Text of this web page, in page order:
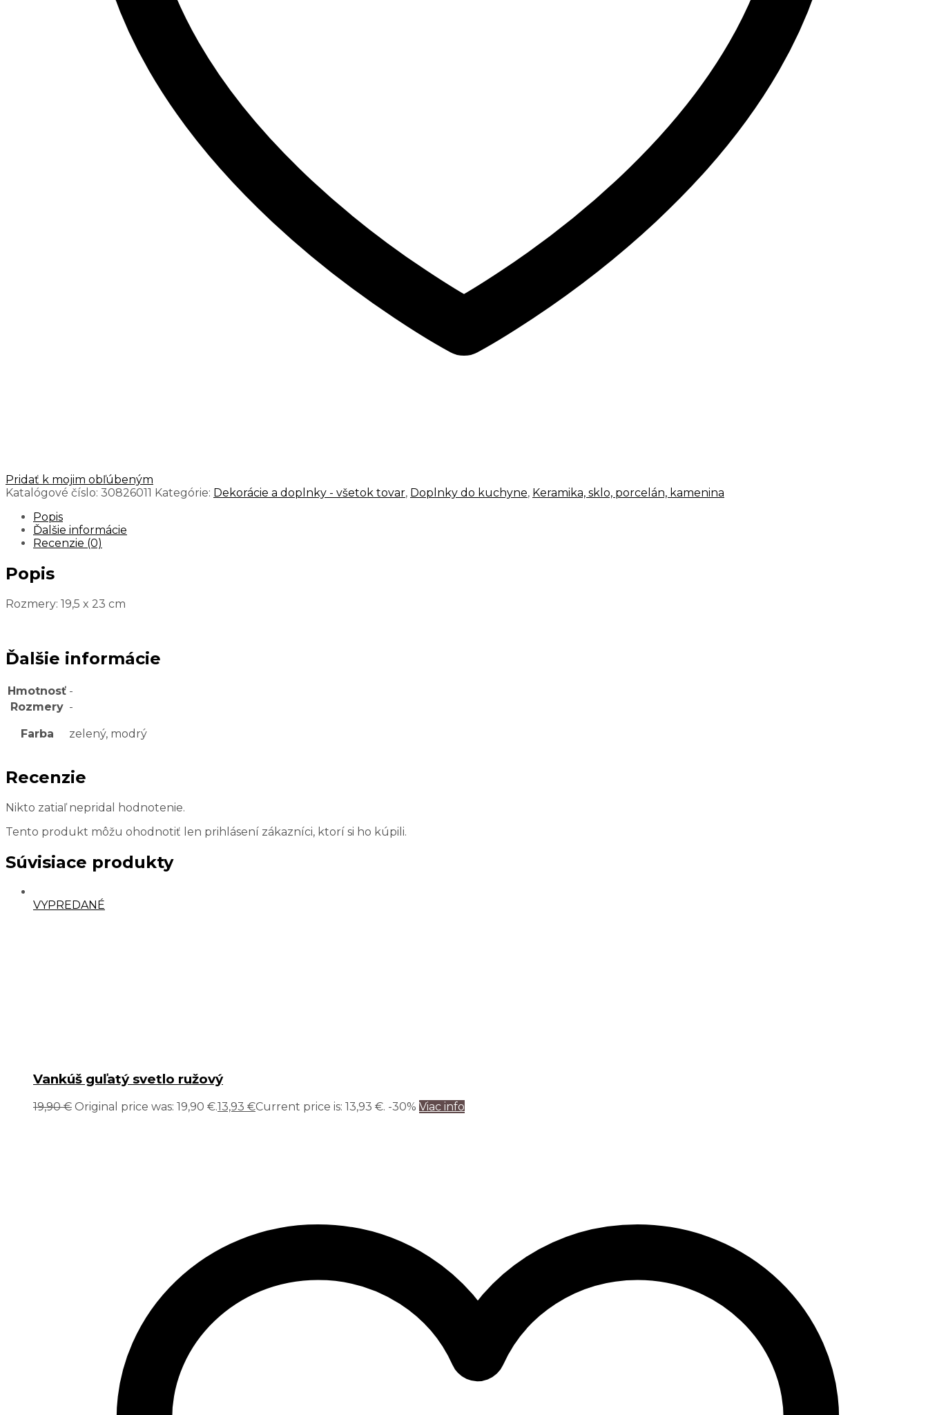
Pridať k mojim obľúbeným
Katalógové číslo: 30826011 Kategórie: Dekorácie a doplnky - všetok tovar, Doplnky do kuchyne, Keramika, sklo, porcelán, kamenina
Popis
Ďalšie informácie
Recenzie (0)
Popis
Rozmery: 19,5 x 23 cm
Ďalšie informácie
Hmotnosť -
Rozmery -
Farba zelený, modrý
Recenzie
Nikto zatiaľ nepridal hodnotenie.
Tento produkt môžu ohodnotiť len prihlásení zákazníci, ktorí si ho kúpili.
Súvisiace produkty
VYPREDANÉ
Vankúš guľatý svetlo ružový
19,90€ Original price was: 19,90 €.13,93 €Current price is: 13,93 €. -30% Viac info